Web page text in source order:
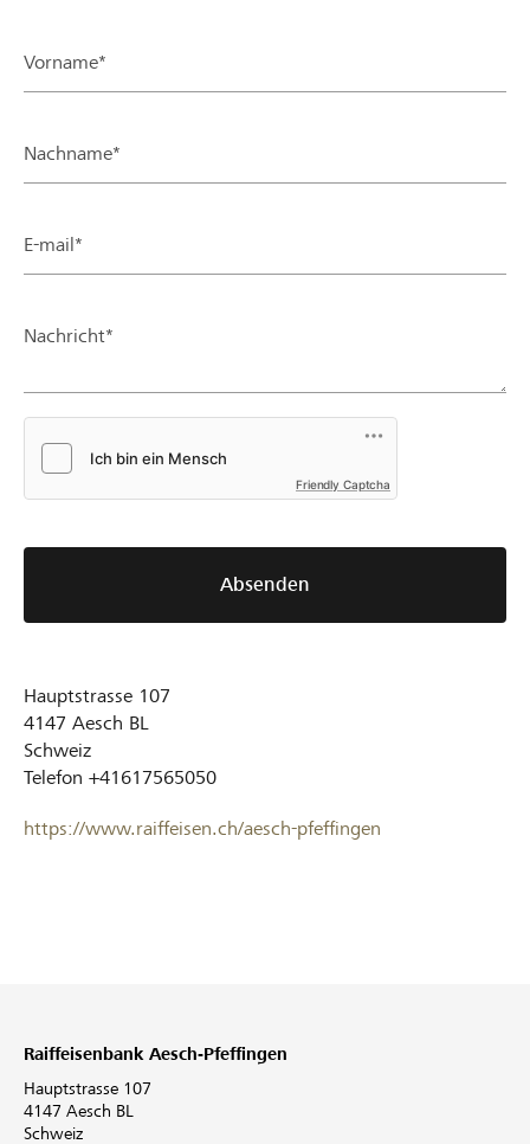
Vorname*
Nachname*
E-mail*
Nachricht*
Friendly Captcha
Absenden
Hauptstrasse 107
4147 Aesch BL
Schweiz
Telefon +41617565050
https://www.raiffeisen.ch/aesch-pfeffingen
Raiffeisenbank Aesch-Pfeffingen
Hauptstrasse 107
4147 Aesch BL
Schweiz